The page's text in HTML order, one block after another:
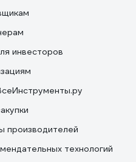
инвесторов
производителей
технологий